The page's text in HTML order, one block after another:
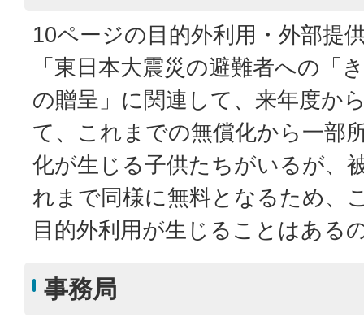
10ページの目的外利用・外部提
「東日本大震災の避難者への「
の贈呈」に関連して、来年度か
て、これまでの無償化から一部
化が生じる子供たちがいるが、
れまで同様に無料となるため、
目的外利用が生じることはある
事務局